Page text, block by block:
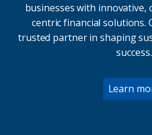
businesses with innovative,
centric financial solutions.
trusted partner in shaping
success.
Learn